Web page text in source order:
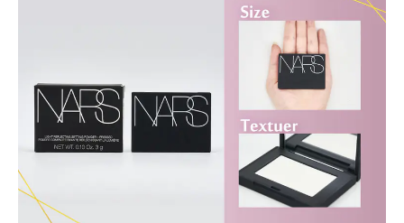
ル・リン酸アスコルビルＭｇ・セラミド２・チャ葉エキス・クエ
ン酸Ｎａ・ＥＤＴＡ－２Ｎａ・ブドウ果実エキス・ポリソルベー
ト８０・ピロ亜硫酸Ｎａ・ＥＤＴＡ・オウゴン根エキス・亜硫酸
Ｎａ・ヒアルロン酸Ｎａ・ヤマグワ根皮エキス・リンゴエキス・
シリカ・赤５０４・シアノコバラミン・酸化スズ・フェノキシエ
タノール・香料 <JILN008940>